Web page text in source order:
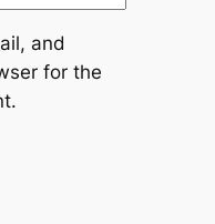
and
for the